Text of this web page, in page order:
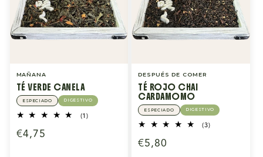
MAÑANA
TÉ VERDE CANELA
ESPECIADO DIGESTIVO
(1)1
Precio
€4,75
DESPUÉS DE COMER
TÉ ROJO CHAI
CARDAMOMO
ESPECIADO DIGESTIVO
(3)3
Precio
€5,80